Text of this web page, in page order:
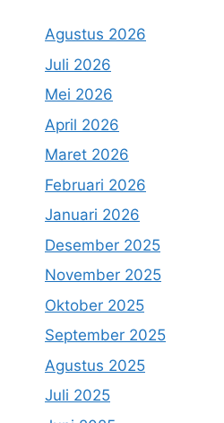
Agustus 2026
Juli 2026
Mei 2026
April 2026
Maret 2026
Februari 2026
Januari 2026
Desember 2025
November 2025
Oktober 2025
September 2025
Agustus 2025
Juli 2025